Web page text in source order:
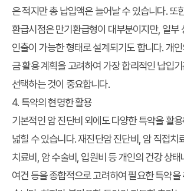
은 적지만 총 납입액은 늘어날 수 있습니다. 또
환급시점은 만기환급형이 대부분이지만, 일부
인출이 가능한 형태로 설계되기도 합니다. 개
금 활용 계획을 고려하여 가장 합리적인 납입
선택하는 것이 중요합니다.
4. 특약의 현명한 활용
기본적인 암 진단비 외에도 다양한 특약을 활
넓힐 수 있습니다. 재진단암 진단비, 암 직접치
치료비, 암 수술비, 입원비 등 개인의 건강 상
여건 등을 종합적으로 고려하여 필요한 특약을